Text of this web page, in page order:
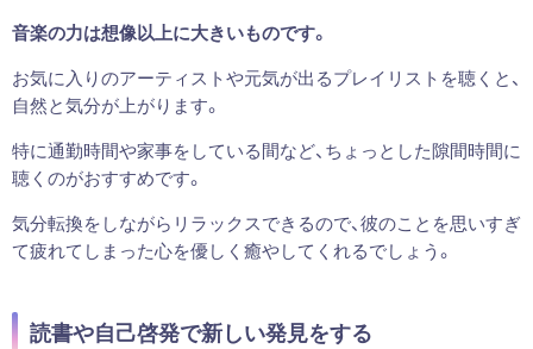
音楽の力は想像以上に大きいものです。
お気に入りのアーティストや元気が出るプレイリストを聴くと、
自然と気分が上がります。
特に通勤時間や家事をしている間など、ちょっとした隙間時間に
聴くのがおすすめです。
気分転換をしながらリラックスできるので、彼のことを思いすぎ
て疲れてしまった心を優しく癒やしてくれるでしょう。
読書や自己啓発で新しい発見をする